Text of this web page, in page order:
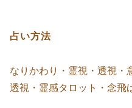
占い方法
なりかわり・霊視・透視・
透視・霊感タロット・念飛